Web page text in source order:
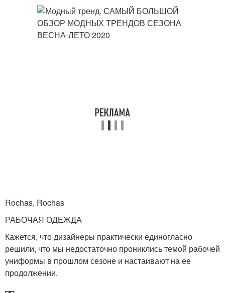
Rochas, Rochas
РАБОЧАЯ ОДЕЖДА
Кажется, что дизайнеры практически единогласно
решили, что мы недостаточно прониклись темой рабочей
униформы в прошлом сезоне и настаивают на ее
продолжении.